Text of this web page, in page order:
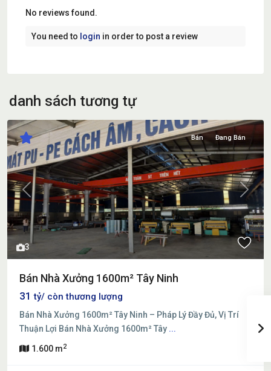
No reviews found.
You need to login in order to post a review
danh sách tương tự
3
Previous Next
Bán Đang Bán
Bán Nhà Xưởng 1600m² Tây Ninh
31tỷ/ còn thương lượng
Bán Nhà Xưởng 1600m² Tây Ninh – Pháp Lý Đầy Đủ, Vị Trí
Thuận Lợi Bán Nhà Xưởng 1600m² Tây ...
1.600 m2